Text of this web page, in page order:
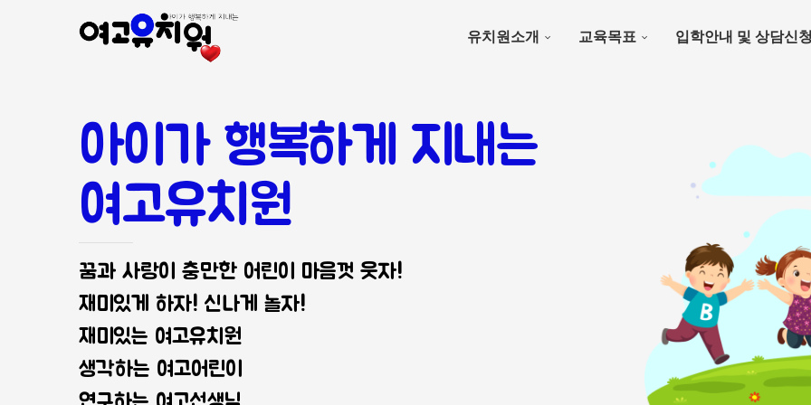
유치원소개 교육목표 입학안내 및 상담신
아이가 행복하게 지내는
여고유치원
꿈과 사랑이 충만한 어린이 마음껏 웃자!
재미있게 하자! 신나게 놀자!
재미있는 여고유치원
생각하는 여고어린이